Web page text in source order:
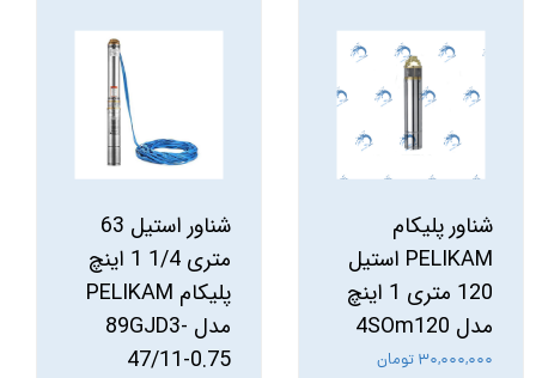
شناور پلیکام
PELIKAM استیل
120 متری 1 اینچ
مدل 4SOm120
۳۰,۰۰۰,۰۰۰ تومان
شناور استیل 63
متری 1/4 1 اینچ
پلیکام PELIKAM
مدل 89GJD3-
47/11-0.75